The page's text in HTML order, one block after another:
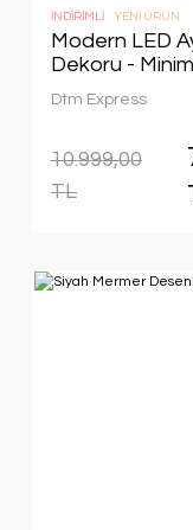
İNDİRİMLİ YENİ ÜRÜN
Modern LED
Dekoru -
Tasarım Raflı
Dtm Express
10.999,00
TL